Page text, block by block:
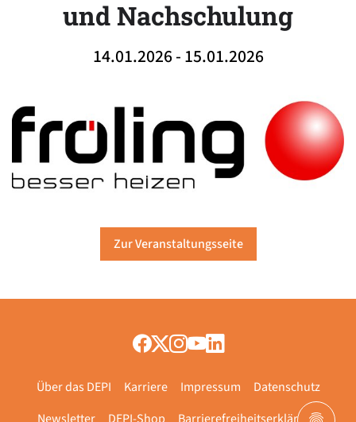
und Nachschulung
14.01.2026 - 15.01.2026
Zur Veranstaltungsseite
Über das DEPI Karriere Impressum
Datenschutz